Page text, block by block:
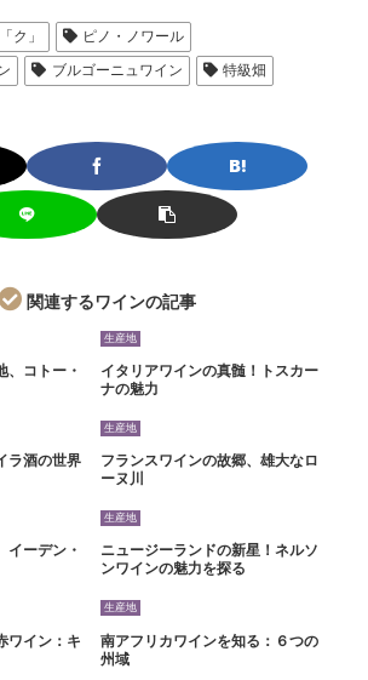
「ク」
ピノ・ノワール
ブルゴーニュワイン
特級畑
関連するワインの記事
、コトー・
生産地
イタリアワインの真髄！トスカー
ナの魅力
ラ酒の世界
生産地
フランスワインの故郷、雄大なロ
ーヌ川
イーデン・
生産地
ニュージーランドの新星！ネルソ
ンワインの魅力を探る
ワイン：キ
生産地
南アフリカワインを知る：６つの
州域